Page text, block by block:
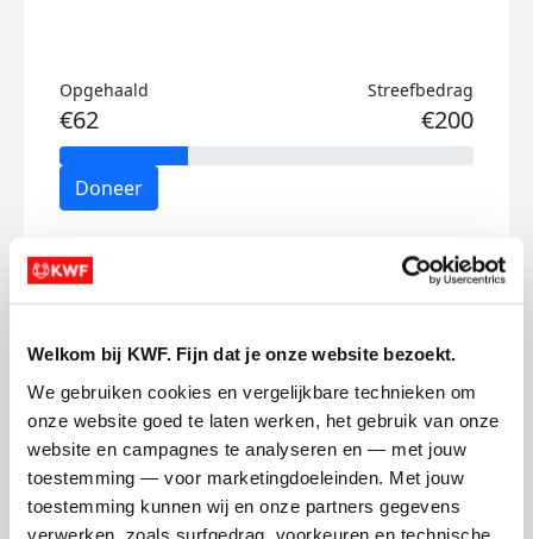
Welkom bij KWF. Fijn dat je onze website bezoekt.
We gebruiken cookies en vergelijkbare technieken om
onze website goed te laten werken, het gebruik van onze
website en campagnes te analyseren en — met jouw
toestemming — voor marketingdoeleinden. Met jouw
toestemming kunnen wij en onze partners gegevens
verwerken, zoals surfgedrag, voorkeuren en technische
Opgehaald
€62
Streefbedrag
€200
Doneer